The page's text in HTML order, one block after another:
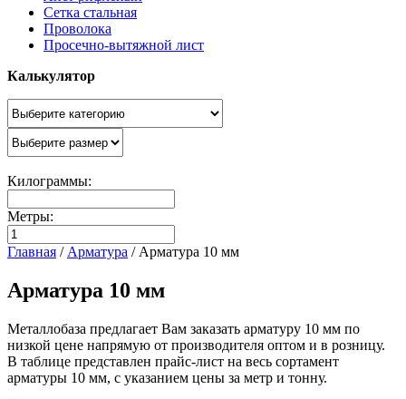
Сетка стальная
Проволока
Просечно-вытяжной лист
Калькулятор
Килограммы:
Метры:
Главная / Арматура / Арматура 10 мм
Арматура 10 мм
Металлобаза предлагает Вам заказать арматуру 10 мм по
низкой цене напрямую от производителя оптом и в розницу.
В таблице представлен прайс-лист на весь сортамент
арматуры 10 мм, с указанием цены за метр и тонну.